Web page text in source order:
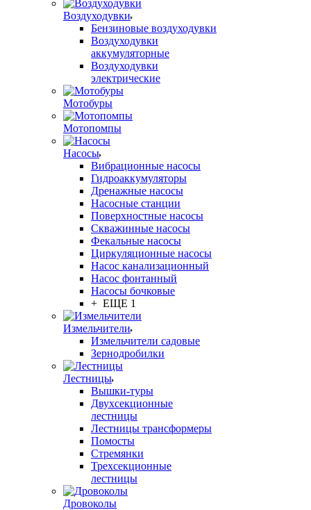
Воздуходувки
Бензиновые воздуходувки
Воздуходувки
аккумуляторные
Воздуходувки
электрические
Мотобуры
Мотопомпы
Насосы
Вибрационные насосы
Гидроаккумуляторы
Дренажные насосы
Насосные станции
Поверхностные насосы
Скважинные насосы
Фекальные насосы
Циркуляционные насосы
Насос канализационный
Насос фонтанный
Насосы бочковые
+ ЕЩЕ 1
Измельчители
Измельчители садовые
Зернодробилки
Лестницы
Вышки-туры
Двухсекционные
лестницы
Лестницы трансформеры
Помосты
Стремянки
Трехсекционные
лестницы
Дровоколы